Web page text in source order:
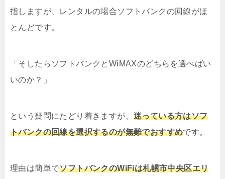
指しますが、レンタルの場合ソフトバンクの回線がほ
とんどです。
「そしたらソフトバンクとWiMAXのどちらを選べばい
いのか？」
という疑問にたどり着きますが、 迷っている方はソフ
トバンクの回線を選択するのが無難でおすすめです。
理由は簡単でソフトバンクのWiFiは札幌市中央区エリ